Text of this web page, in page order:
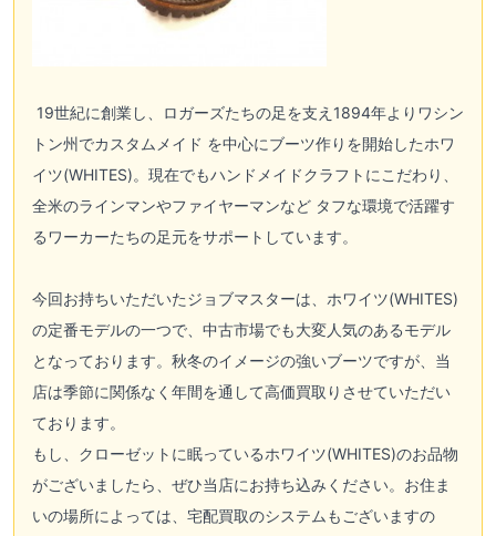
19世紀に創業し、ロガーズたちの足を支え1894年よりワシン
トン州でカスタムメイド を中心にブーツ作りを開始したホワ
イツ(WHITES)。現在でもハンドメイドクラフトにこだわり、
全米のラインマンやファイヤーマンなど タフな環境で活躍す
るワーカーたちの足元をサポートしています。
今回お持ちいただいたジョブマスターは、 ホワイツ(WHITES)
の定番モデルの一つで、中古市場でも大変人気のあるモデル
となっております。秋冬のイメージの強いブーツですが、当
店は季節に関係なく年間を通して高価買取りさせていただい
ております。
もし、クローゼットに眠っているホワイツ(WHITES)のお品物
がございましたら、ぜひ当店にお持ち込みください。お住ま
いの場所によっては、宅配買取のシステムもございますの